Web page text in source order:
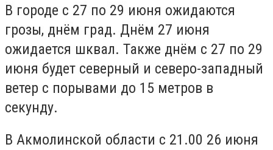
В городе с 27 по 29 июня ожидаются
грозы, днём град. Днём 27 июня
ожидается шквал. Также днём с 27 по 29
июня будет северный и северо-западный
ветер с порывами до 15 метров в
секунду.
В Акмолинской области с 21.00 26 июня